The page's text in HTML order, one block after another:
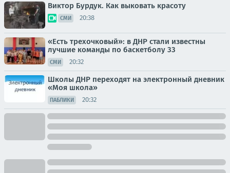
Виктор Бурдук. Как выковать красоту
СМИ 20:38
«Есть трехочковый»: в ДНР стали известны
лучшие команды по баскетболу 33
СМИ 20:32
Школы ДНР переходят на электронный дневник
«Моя школа»
ПАБЛИКИ 20:32